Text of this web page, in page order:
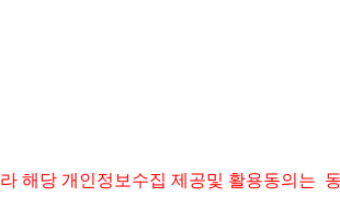
해당 개인정보수집 제공및 활용동의는